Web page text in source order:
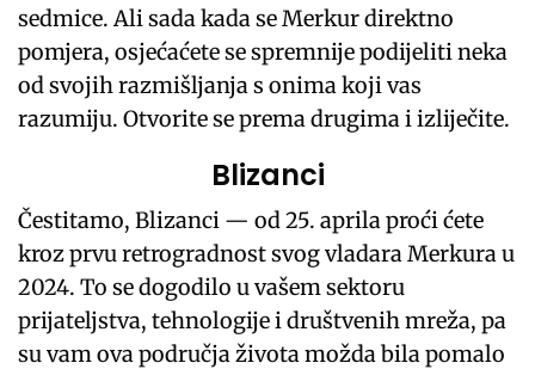
sedmice. Ali sada kada se Merkur direktno
pomjera, osjećaćete se spremnije podijeliti neka
od svojih razmišljanja s onima koji vas
razumiju. Otvorite se prema drugima i izliječite.
Blizanci
Čestitamo, Blizanci — od 25. aprila proći ćete
kroz prvu retrogradnost svog vladara Merkura u
2024. To se dogodilo u vašem sektoru
prijateljstva, tehnologije i društvenih mreža, pa
su vam ova područja života možda bila pomalo